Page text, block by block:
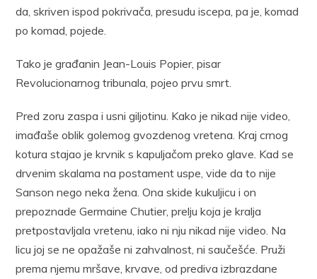
da, skriven ispod pokrivača, presudu iscepa, pa je, komad
po komad, pojede.
Tako je građanin Jean-Louis Popier, pisar
Revolucionarnog tribunala, pojeo prvu smrt.
Pred zoru zaspa i usni giljotinu. Kako je nikad nije video,
imađaše oblik golemog gvozdenog vretena. Kraj crnog
kotura stajao je krvnik s kapuljačom preko glave. Kad se
drvenim skalama na postament uspe, vide da to nije
Sanson nego neka žena. Ona skide kukuljicu i on
prepoznade Germaine Chutier, prelju koja je kralja
pretpostavljala vretenu, iako ni nju nikad nije video. Na
licu joj se ne opažaše ni zahvalnost, ni saučešće. Pruži
prema njemu mršave, krvave, od prediva izbrazdane